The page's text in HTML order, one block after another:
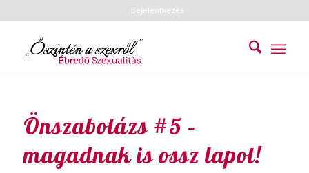
Bejelentkezés
Önszabotázs #5 –
magadnak is ossz lapot!